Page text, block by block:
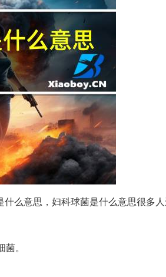
什么意思，妇科球菌是什么意思很多
。